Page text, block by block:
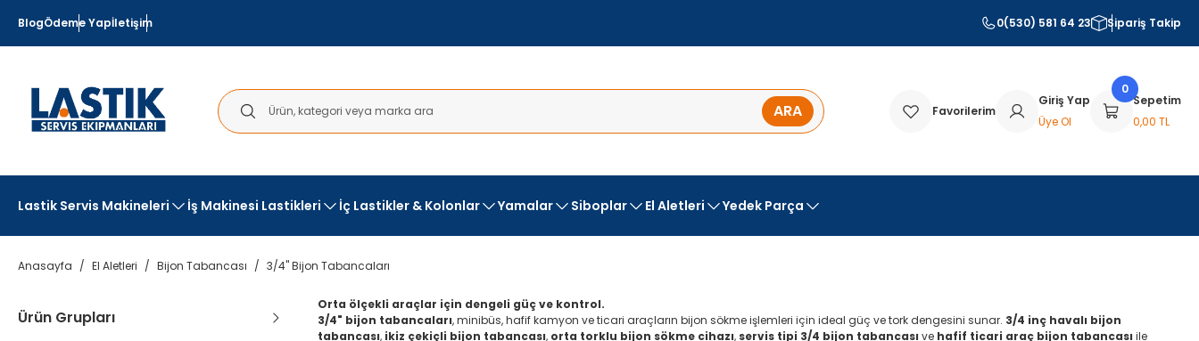
BlogÖdeme Yapİletişim 0(530) 581 64 23 Sipariş Takip
ARA Favorilerim
Giriş Yap
Üye Ol
0
Sepetim
0,00 TL
Lastik Servis Makineleri İş Makinesi Lastikleri İç Lastikler & Kolonlar Yamalar Siboplar El Aletleri Yedek Parça
Anasayfa El Aletleri Bijon Tabancası 3/4" Bijon Tabancaları
Ürün Grupları
Orta ölçekli araçlar için dengeli güç ve kontrol.
3/4" bijon tabancaları, minibüs, hafif kamyon ve ticari araçların bijon sökme işlemleri için ideal güç ve tork dengesini sunar. 3/4 inç havalı bijon
tabancası, ikiz çekiçli bijon tabancası, orta torklu bijon sökme cihazı, servis tipi 3/4 bijon tabancası ve hafif ticari araç bijon tabancası ile